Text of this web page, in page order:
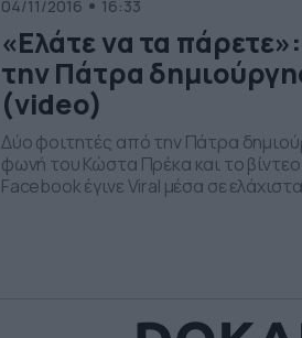
04/11/2016 16:33
«Ελάτε να τα
την Πάτρα
(video)
Δύο φοιτητές από την Πάτρα
φωνή του Κώστα Πρέκα και το
Facebook έγινε Viral μέσα σε